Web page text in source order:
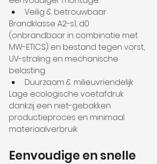
Veilig & betrouwbaar
Brandklasse A2-s1, d0
(onbrandbaar in combinatie met
MW-ETICS) en bestand tegen vorst,
UV-straling en mechanische
belasting.
Duurzaam & milieuvriendelijk
Lage ecologische voetafdruk
dankzij een niet-gebakken
productieproces en minimaal
materiaalverbruik.
Eenvoudige en snelle